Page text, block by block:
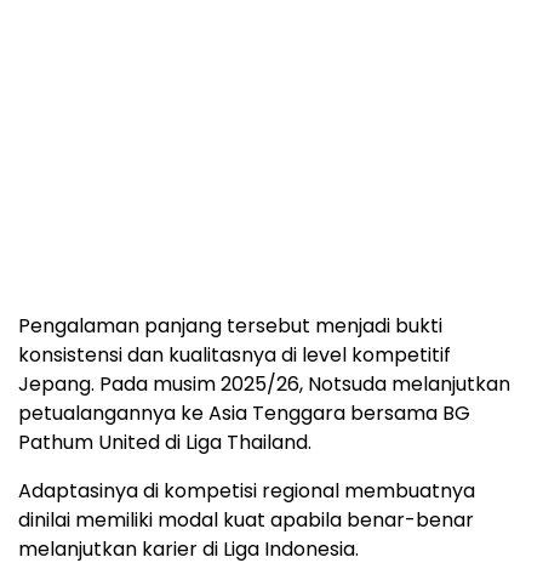
Pengalaman panjang tersebut menjadi bukti
konsistensi dan kualitasnya di level kompetitif
Jepang. Pada musim 2025/26, Notsuda melanjutkan
petualangannya ke Asia Tenggara bersama BG
Pathum United di Liga Thailand.
Adaptasinya di kompetisi regional membuatnya
dinilai memiliki modal kuat apabila benar-benar
melanjutkan karier di Liga Indonesia.